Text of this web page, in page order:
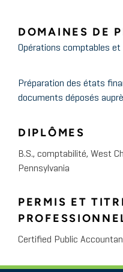
DOMAINES DE
Opérations comptables et
Préparation des états
documents déposés
DIPLÔMES
B.S., comptabilité, West
Pennsylvania
PERMIS ET
Certified Public